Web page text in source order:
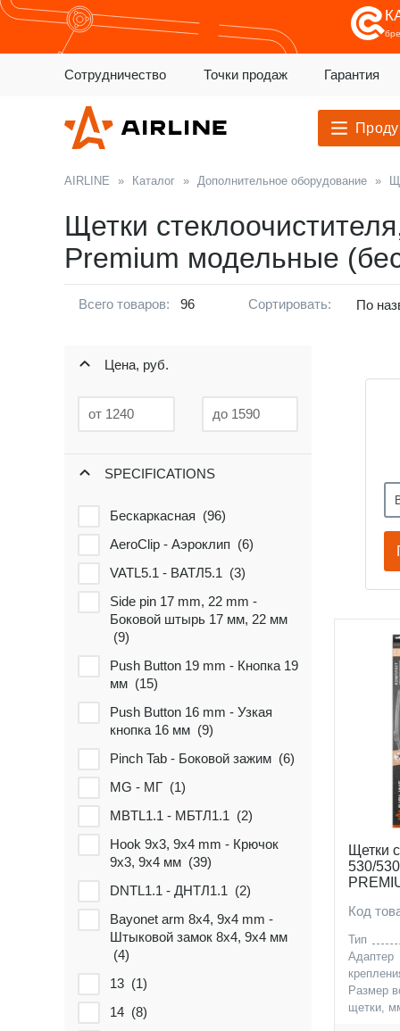
Сотрудничество Точки продаж Гарантия
AIRLINE » Каталог » Дополнительное оборудование »
Щетки
Premium модельные
Всего товаров: 96 Сортировать: По
Цена, руб.
SPECIFICATIONS
Бескаркасная (96)
AeroClip - Аэроклип (6)
VATL5.1 - ВАТЛ5.1 (3)
Side pin 17 mm, 22 mm -
Боковой штырь 17 мм, 22 мм
(9)
Push Button 19 mm - Кнопка 19
мм (15)
Push Button 16 mm - Узкая
кнопка 16 мм (9)
Pinch Tab - Боковой зажим (6)
MG - МГ (1)
MBTL1.1 - МБТЛ1.1 (2)
Hook 9x3, 9x4 mm - Крючок
9x3, 9x4 мм (39)
DNTL1.1 - ДНТЛ1.1 (2)
Bayonet arm 8x4, 9x4 mm -
Штыковой замок 8x4, 9x4 мм
(4)
13 (1)
14 (8)
Щетки
530/
Код
Тип
Адаптер
Размер
щетки,